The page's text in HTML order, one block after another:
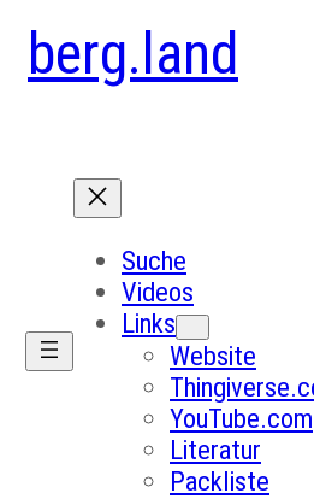
berg.land
Suche
Videos
Links
Website
YouTube.com
Literatur
Packliste